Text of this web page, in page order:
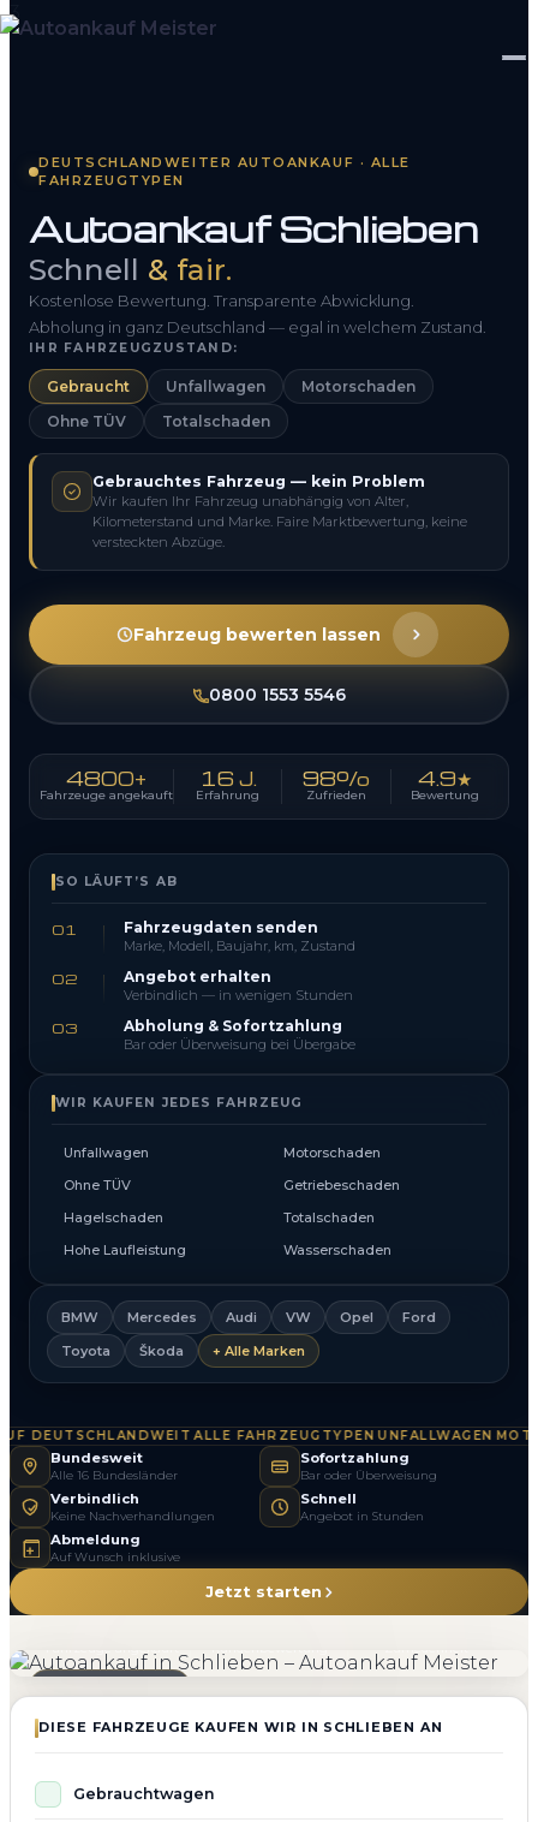
So funktioniert’s
Kontakt
FAQ
0800 1553 5546
Kostenlos anfragen
DEUTSCHLANDWEITER AUTOANKAUF · ALLE
FAHRZEUGTYPEN
Autoankauf Schlieben
Schnell & fair.
Kostenlose Bewertung. Transparente Abwicklung.
Abholung in ganz Deutschland — egal in welchem Zustand.
IHR FAHRZEUGZUSTAND:
Gebraucht Unfallwagen
Motorschaden
Ohne TÜV
Totalschaden
Gebrauchtes Fahrzeug — kein Problem
Wir kaufen Ihr Fahrzeug unabhängig von Alter,
Kilometerstand und Marke. Faire Marktbewertung, keine
versteckten Abzüge.
Fahrzeug bewerten lassen
0800 1553 5546
4800+
Fahrzeuge angekauft
16 J.
Erfahrung
98%
Zufrieden
4.9★
Bewertung
SO LÄUFT’S AB
01 Fahrzeugdaten senden
Marke, Modell, Baujahr, km, Zustand
02 Angebot erhalten
Verbindlich — in wenigen Stunden
03 Abholung & Sofortzahlung
Bar oder Überweisung bei Übergabe
WIR KAUFEN JEDES FAHRZEUG
Unfallwagen
Motorschaden
Ohne TÜV
Getriebeschaden
Hagelschaden
Totalschaden
Hohe Laufleistung
Wasserschaden
BMW Mercedes Audi VW Opel
Ford
Toyota
Škoda + Alle Marken
DEUTSCHLANDWEIT·ALLE FAHRZEUGTYPENUNFALLWAGEN
Bundesweit
Alle 16 Bundesländer
Sofortzahlung
Bar oder Überweisung
Verbindlich
Keine Nachverhandlungen
Schnell
Angebot in Stunden
Abmeldung
Auf Wunsch inklusive
Jetzt starten
DIESE FAHRZEUGE KAUFEN WIR IN SCHLIEBEN AN
Gebrauchtwagen